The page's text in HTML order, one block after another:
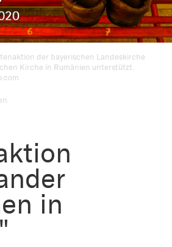
der bayerischen Landeskirche
Kirche in Rumänien unterstützt.
in